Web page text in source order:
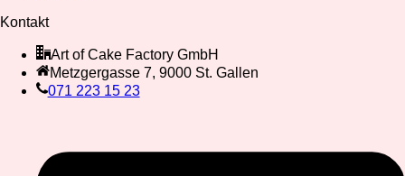
Kontakt
Art of Cake Factory GmbH
Metzgergasse 7, 9000 St. Gallen
071 223 15 23